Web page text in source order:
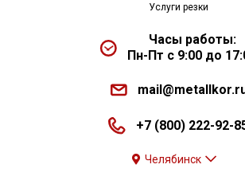
Услуги резки
Часы работы:
Пн-Пт с 9:00 до
+7 (800) 222-92-
Челябинск